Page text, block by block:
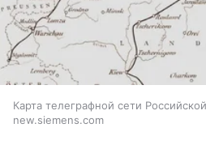
Карта телеграфной сети
new.siemens.com